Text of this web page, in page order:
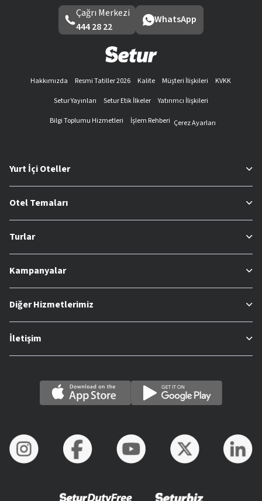
Çağrı Merkezi
444 28 22
WhatsApp
Hakkımızda Resmi Tatiller 2026 Kalite Müşteri İlişkileri
KVKK
Setur Yayınları
Setur Etik İlkeler
Yatırımcı İlişkileri
Bilgi Toplumu Hizmetleri
İşlem Rehberi Çerez Ayarları
Yurt İçi Oteller
Otel Temaları
Turlar
Kampanyalar
Diğer Hizmetlerimiz
İletişim